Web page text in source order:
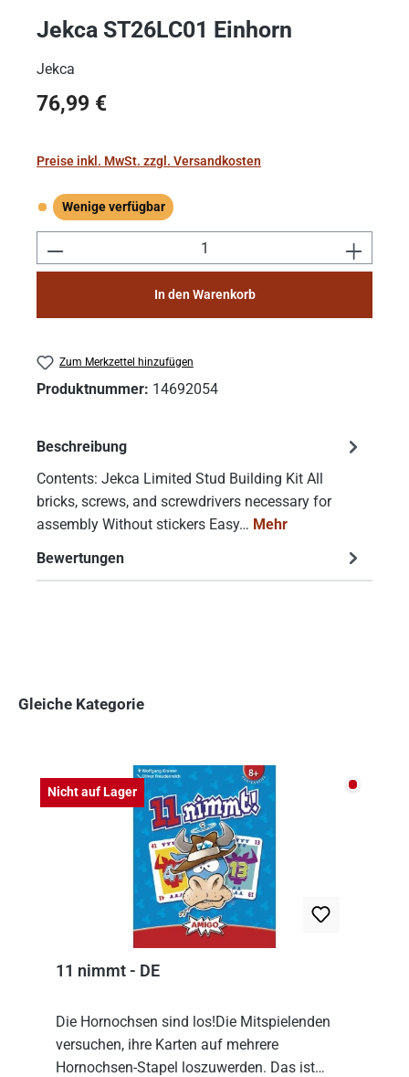
Jekca ST26LC01 Einhorn
Jekca
Regulärer Preis:
76,99 €
Preise inkl. MwSt. zzgl. Versandkosten
Wenige verfügbar
Wenige verfügbar
Produkt Anzahl: Gib den gewünschten
In den Warenkorb
Zum Merkzettel hinzufügen
Produktnummer: 14692054
Beschreibung
Contents: Jekca Limited Stud Building Kit All
bricks, screws, and screwdrivers necessary for
assembly Without stickers Easy… Mehr
Bewertungen
Gleiche Kategorie
Nicht auf Lager Nicht
11 nimmt - DE
Die Hornochsen sind los!Die Mitspielenden
versuchen, ihre Karten auf mehrere
Hornochsen-Stapel loszuwerden. Das ist